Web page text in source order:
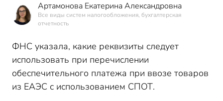
Артамонова Екатерина Александровна
Все виды систем налогообложения, бухгалтерская
отчетность
ФНС указала, какие реквизиты следует
использовать при перечислении
обеспечительного платежа при ввозе товаров
из ЕАЭС с использованием СПОТ.